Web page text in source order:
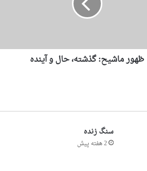
ظهور ماشیح: گذشته، حال و آینده
سنگ زنده
2 هفته پیش